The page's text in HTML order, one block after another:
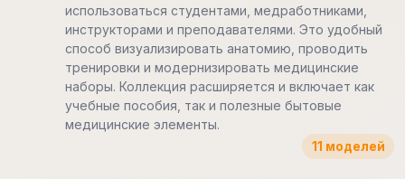
использоваться студентами, медработниками,
инструкторами и преподавателями. Это удобный
способ визуализировать анатомию, проводить
тренировки и модернизировать медицинские
наборы. Коллекция расширяется и включает как
учебные пособия, так и полезные бытовые
медицинские элементы.
11 моделей